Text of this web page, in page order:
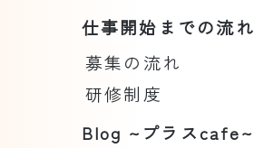
仕事開始までの流れ
募集の流れ
研修制度
Blog ~プラスcafe~